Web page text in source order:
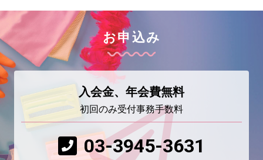
お申込み
入会金、年会費無料
初回のみ受付事務手数料
03-3945-3631